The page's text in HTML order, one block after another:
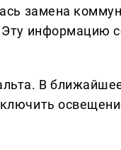
замена
Эту информацию
В